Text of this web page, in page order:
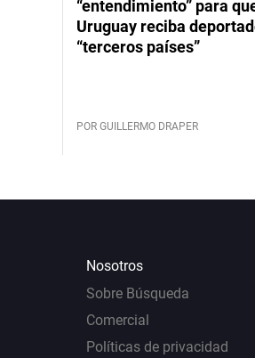
“entendimiento” para
Uruguay reciba
“terceros países”
POR GUILLERMO DRAPER
Nosotros
Sobre Búsqueda
Comercial
Políticas de privacidad